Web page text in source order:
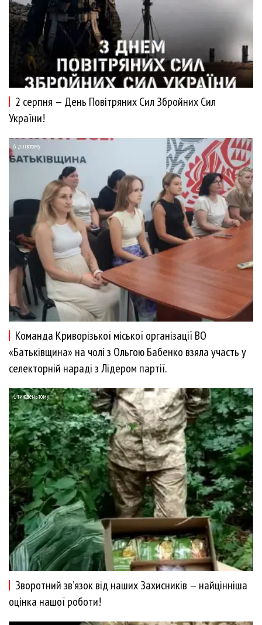
2 серпня — День Повітряних Сил Збройних Сил
України!
6 днів тому
Команда Криворізької міської організації ВО
«Батьківщина» на чолі з Ольгою Бабенко взяла участь у
селекторній нараді з Лідером партії.
1 тиждень тому
Зворотний зв’язок від наших Захисників — найцінніша
оцінка нашої роботи!